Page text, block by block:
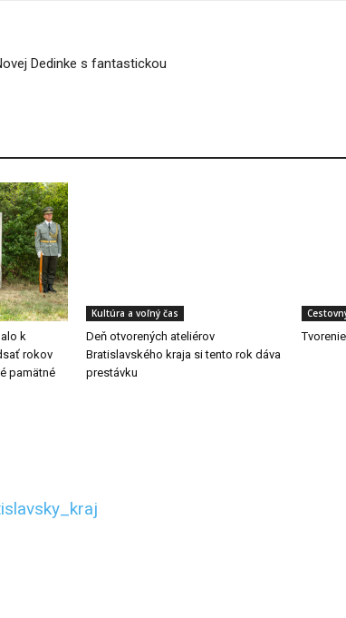
Dedinke s fantastickou
k
rokov
pamätné
Kultúra a voľný čas
Deň otvorených ateliérov
Bratislavského kraja si tento rok dáva
prestávku